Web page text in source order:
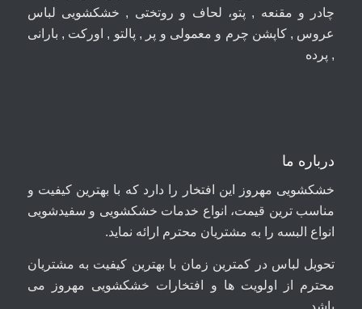
چادر و مقنعه , پتو، لحاف و روتختی , خشکشویی لباس
عروس , کاپشن چرم و معمولی و پر , پالتو , اورکت , بارانی
, پرده
درباره ما
خشکشویی مهروز این افتخار را دارد که با بهترین کیفیت و
مناسب ترین قیمت، انواع خدمات خشکشویی و سفیدشویی
انواع البسه را به مشتریان محترم ارائه نماید.
تحویل لباس در کمترین زمان با بهترین کیفیت به مشتریان
محترم از اولویت ها و افتخارات خشکشویی مهروز می
باشد.